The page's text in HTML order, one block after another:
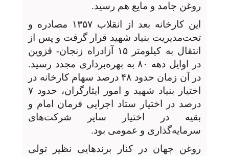
روغن جامد و مایع هم رسید.
این کارخانه بعد از انقلاب ۱۳۵۷ مصادره و
تحت‌مدیریت بنیاد شهید قرار گرفت و پس از
انتقال به کیلومتر ۱۵ آزادراه زنجان- قزوین
در اوایل دهه ۸۰ به بهره‌برداری مجدد رسید.
در آن زمان حدود ۴۸ درصد سهام کارخانه در
اختیار بنیاد شهید و امور ایثارگران، حدود ۷
درصد در اختیار ستاد اجرایی فرمان امام و
بقیه در اختیار سایر شرکت‌های
سرمایه‌گذاری و عمومی بود.
روغن جهان در کنار برندهایی نظیر تولی